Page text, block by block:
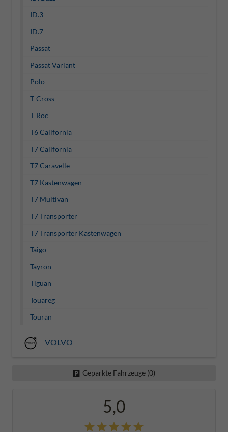
ID.3
ID.7
Passat
Passat Variant
Polo
T-Cross
T-Roc
T6 California
T7 California
T7 Caravelle
T7 Kastenwagen
T7 Multivan
T7 Transporter
T7 Transporter Kastenwagen
Taigo
Tayron
Tiguan
Touareg
Touran
VOLVO
Geparkte Fahrzeuge (0)
5,0